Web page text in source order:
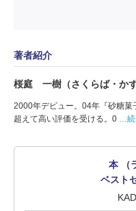
著者紹介
桜庭 一樹（さくらば・かず
2000年デビュー。04年『砂糖菓
超えて高い評価を受ける。0
…
本 （
ベスト